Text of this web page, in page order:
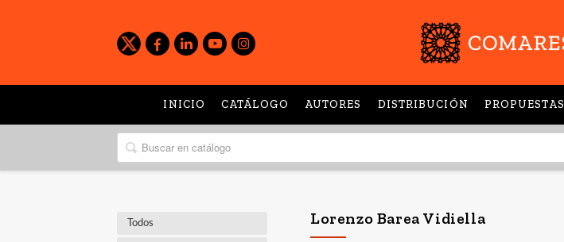
INICIO CATÁLOGO AUTORES DISTRIBUCIÓN PROPUESTAS
Todos Lorenzo Barea Vidiella